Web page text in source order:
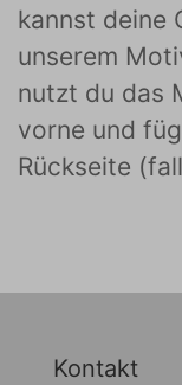
kannst deine
unserem
nutzt du das
vorne und
Rückseite
Kontakt